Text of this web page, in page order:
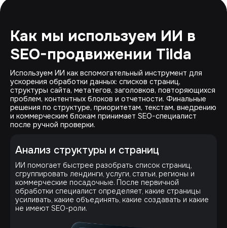
Как мы используем ИИ в
SEO-продвижении Tilda
Используем ИИ как вспомогательный инструмент для
ускорения обработки данных: списков страниц,
структуры сайта, метатегов, заголовков, повторяющихся
проблем, контентных блоков и отчетности. Финальные
решения по структуре, приоритетам, текстам, внедрению
и коммерческим блокам принимает SEO-специалист
после ручной проверки.
Анализ структуры и страниц
ИИ помогает быстрее разобрать список страниц,
сгруппировать лендинги, услуги, статьи, регионы и
коммерческие посадочные. После первичной
обработки специалист определяет, какие страницы
усиливать, какие объединять, какие создавать и какие
не имеют SEO-роли.